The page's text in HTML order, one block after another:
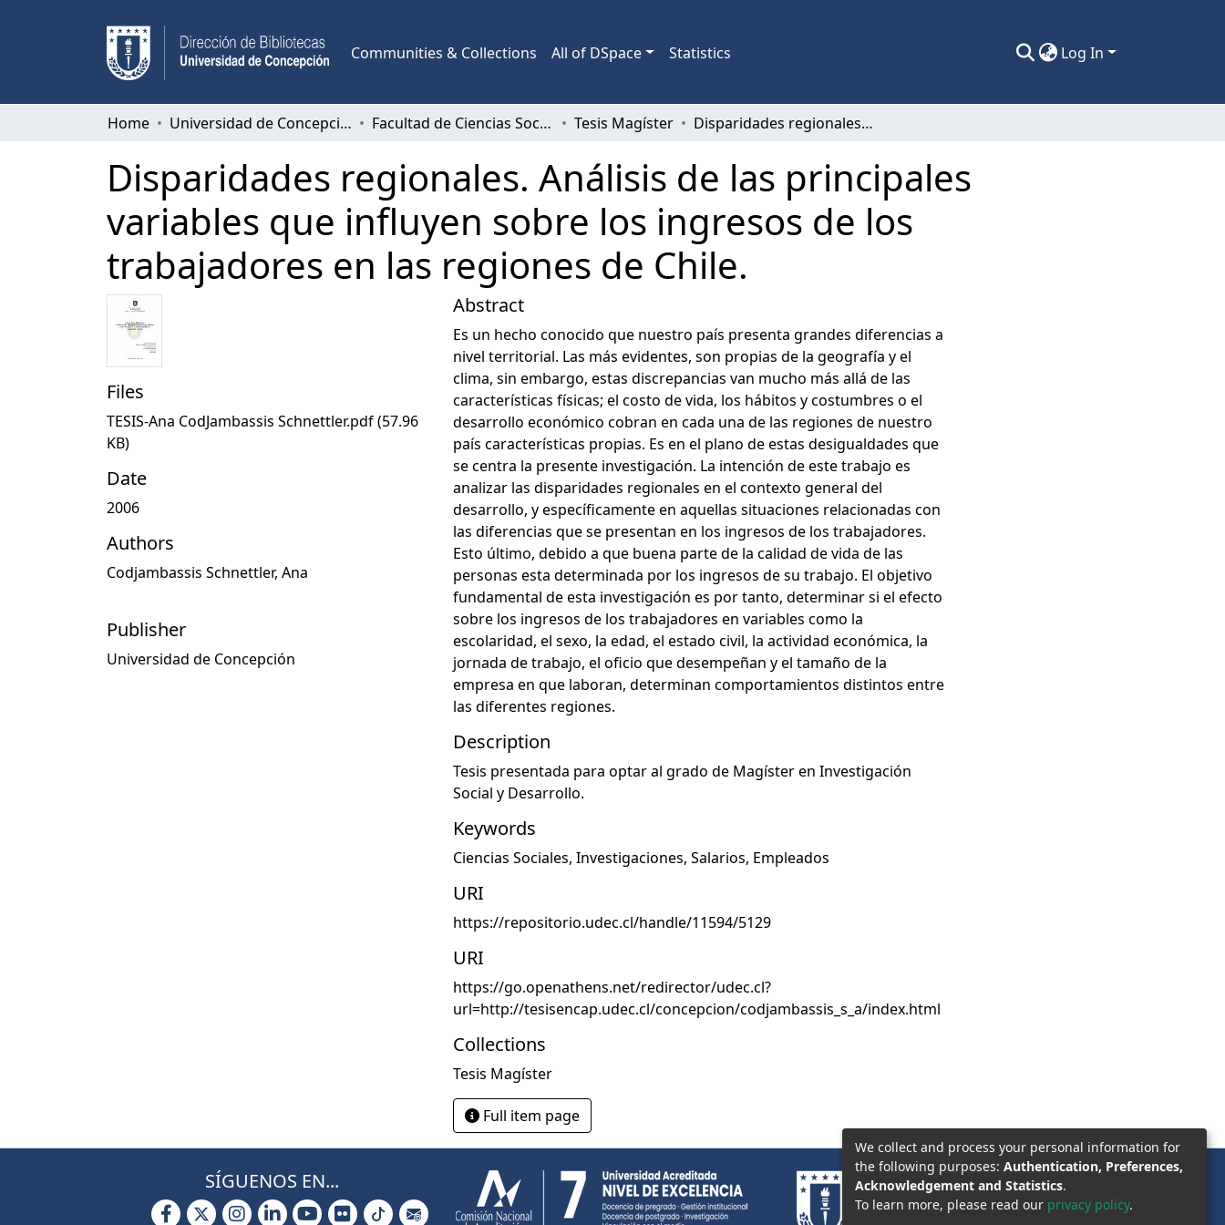
Communities & Collections All of DSpace Statistics Log In
Home Universidad de Concepción Facultad de Ciencias Sociales Tesis Magíster Disparidades regionales. Análisis de las principales variables que influyen sobre los ingresos de los trabajadores en las regiones de Chile.
Disparidades regionales. Análisis de las principales
variables que influyen sobre los ingresos de los
trabajadores en las regiones de Chile.
Files
TESIS-Ana CodJambassis Schnettler.pdf(57.96
KB)
Date
2006
Authors
Codjambassis Schnettler, Ana
Publisher
Universidad de Concepción
Abstract
Es un hecho conocido que nuestro país presenta grandes diferencias a
nivel territorial. Las más evidentes, son propias de la geografía y el
clima, sin embargo, estas discrepancias van mucho más allá de las
características físicas; el costo de vida, los hábitos y costumbres o el
desarrollo económico cobran en cada una de las regiones de nuestro
país características propias. Es en el plano de estas desigualdades que
se centra la presente investigación. La intención de este trabajo es
analizar las disparidades regionales en el contexto general del
desarrollo, y específicamente en aquellas situaciones relacionadas con
las diferencias que se presentan en los ingresos de los trabajadores.
Esto último, debido a que buena parte de la calidad de vida de las
personas esta determinada por los ingresos de su trabajo. El objetivo
fundamental de esta investigación es por tanto, determinar si el efecto
sobre los ingresos de los trabajadores en variables como la
escolaridad, el sexo, la edad, el estado civil, la actividad económica, la
jornada de trabajo, el oficio que desempeñan y el tamaño de la
empresa en que laboran, determinan comportamientos distintos entre
las diferentes regiones.
Description
Tesis presentada para optar al grado de Magíster en Investigación
Social y Desarrollo.
Keywords
Ciencias Sociales, Investigaciones, Salarios, Empleados
URI
https://repositorio.udec.cl/handle/11594/5129
URI
https://go.openathens.net/redirector/udec.cl?
url=http://tesisencap.udec.cl/concepcion/codjambassis_s_a/index.html
Collections
Tesis Magíster
Full item page
SÍGUENOS EN...
We collect and process your personal information for
the following purposes: Authentication, Preferences,
Acknowledgement and Statistics.
To learn more, please read our privacy policy.